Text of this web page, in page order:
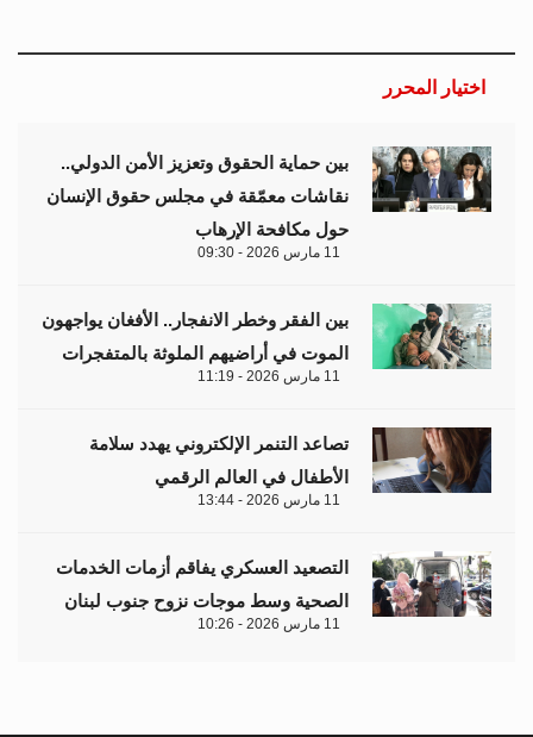
اختيار المحرر
بين حماية الحقوق وتعزيز الأمن الدولي..
نقاشات معمّقة في مجلس حقوق الإنسان
حول مكافحة الإرهاب
11 مارس 2026 - 09:30
بين الفقر وخطر الانفجار.. الأفغان يواجهون
الموت في أراضيهم الملوثة بالمتفجرات
11 مارس 2026 - 11:19
تصاعد التنمر الإلكتروني يهدد سلامة
الأطفال في العالم الرقمي
11 مارس 2026 - 13:44
التصعيد العسكري يفاقم أزمات الخدمات
الصحية وسط موجات نزوح جنوب لبنان
11 مارس 2026 - 10:26